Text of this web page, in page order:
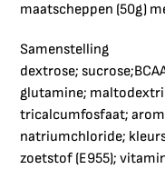
maatscheppen (50g)
Samenstelling
dextrose;
glutamine;
tricalcumfosfaat;
natriumchloride;
zoetstof (E955);